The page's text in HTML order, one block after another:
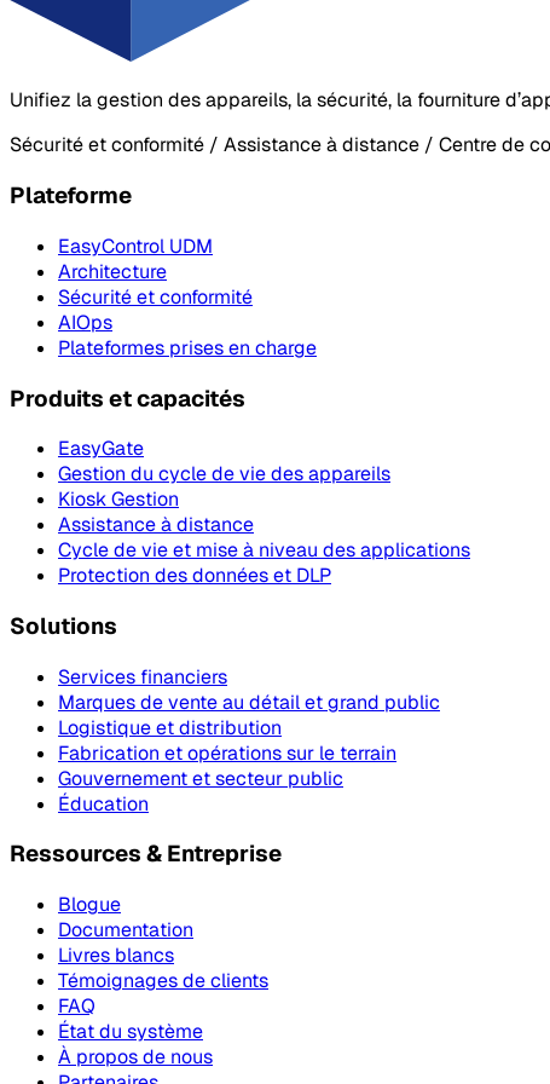
Unifiez la gestion des appareils, la sécurité, la fourniture
Sécurité et conformité / Assistance à distance / Centre de
Plateforme
EasyControl UDM
Architecture
Sécurité et conformité
AIOps
Plateformes prises en charge
Produits et capacités
EasyGate
Gestion du cycle de vie des appareils
Kiosk Gestion
Assistance à distance
Cycle de vie et mise à niveau des applications
Protection des données et DLP
Solutions
Services financiers
Marques de vente au détail et grand public
Logistique et distribution
Fabrication et opérations sur le terrain
Gouvernement et secteur public
Éducation
Ressources & Entreprise
Blogue
Documentation
Livres blancs
Témoignages de clients
FAQ
État du système
À propos de nous